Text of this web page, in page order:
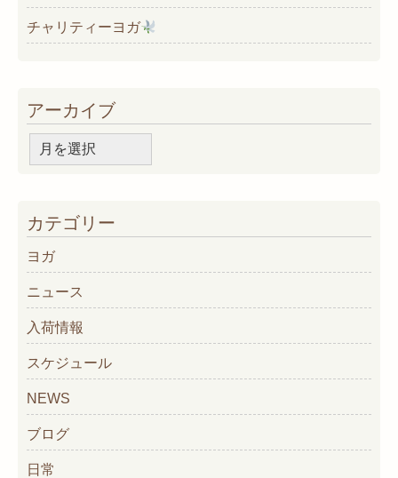
チャリティーヨガ
アーカイブ
ー
ブ
カテゴリー
ヨガ
ニュース
入荷情報
スケジュール
NEWS
ブログ
日常